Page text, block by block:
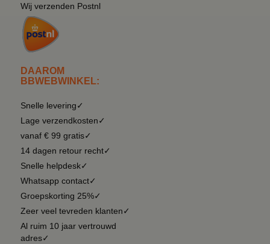
Wij verzenden Postnl
DAAROM
BBWEBWINKEL:
Snelle levering✓
Lage verzendkosten✓
vanaf € 99 gratis✓
14 dagen retour recht✓
Snelle helpdesk✓
Whatsapp contact✓
Groepskorting 25%✓
Zeer veel tevreden klanten✓
Al ruim 10 jaar vertrouwd
adres✓